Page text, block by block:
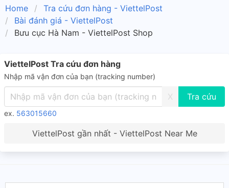
Home
Tra cứu đơn hàng - ViettelPost
Bài đánh giá - ViettelPost
Bưu cục Hà Nam - ViettelPost Shop
ViettelPost Tra cứu đơn hàng
Nhập mã vận đơn của bạn (tracking number)
X
ex. 563015660
ViettelPost gần nhất - ViettelPost Near Me